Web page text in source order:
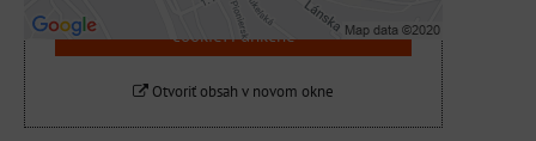
Povoliť a zapamätať - súhlas s druhom
cookie: Funkčné
Otvoriť obsah v novom okne